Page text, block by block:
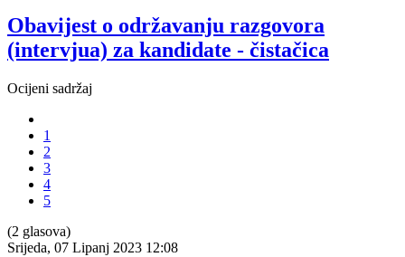
Obavijest o održavanju razgovora
(intervjua) za kandidate - čistačica
Ocijeni sadržaj
1
2
3
4
5
(2 glasova)
Srijeda, 07 Lipanj 2023 12:08